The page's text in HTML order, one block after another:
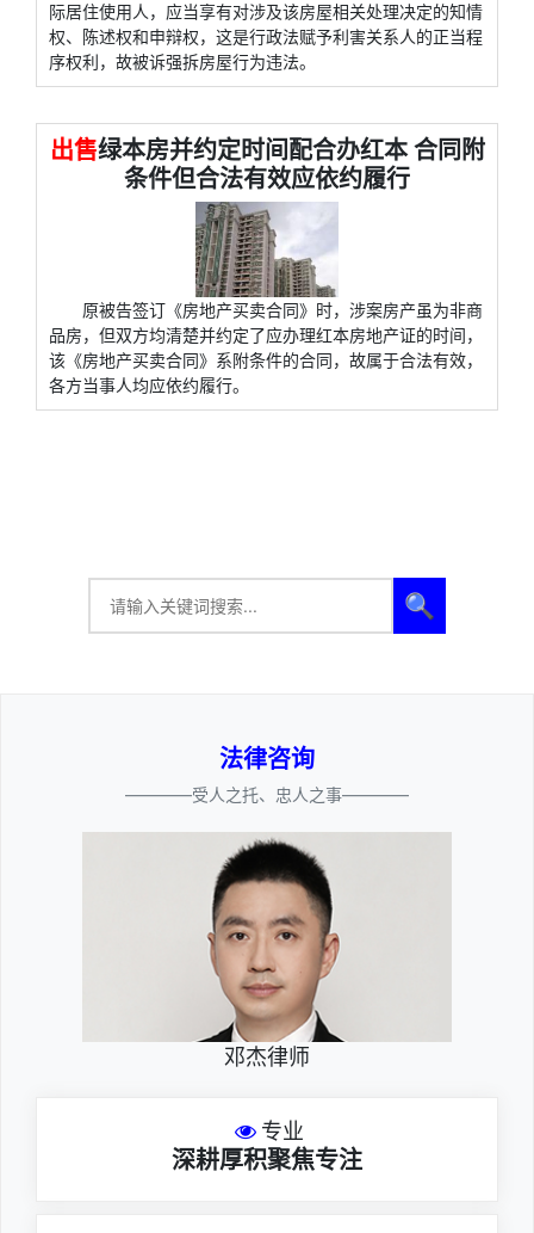
际居住使用人，应当享有对涉及该房屋相关处理决定的知情
权、陈述权和申辩权，这是行政法赋予利害关系人的正当程
序权利，故被诉强拆房屋行为违法。
出售绿本房并约定时间配合办红本 合同附
条件但合法有效应依约履行
原被告签订《房地产买卖合同》时，涉案房产虽为非商
品房，但双方均清楚并约定了应办理红本房地产证的时间，
该《房地产买卖合同》系附条件的合同，故属于合法有效，
各方当事人均应依约履行。
🔍
法律咨询
————受人之托、忠人之事————
邓杰律师
专业
深耕厚积聚焦专注